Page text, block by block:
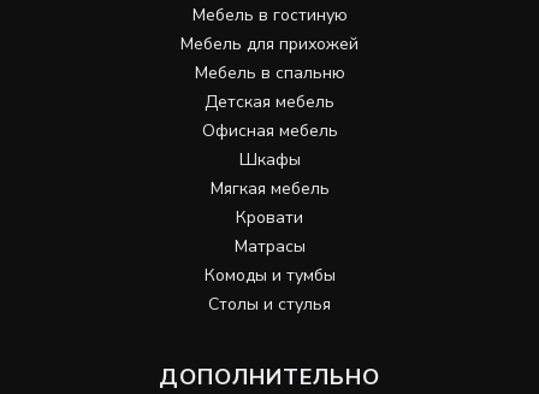
Мебель в гостиную
Мебель для прихожей
Мебель в спальню
Детская мебель
Офисная мебель
Шкафы
Мягкая мебель
Кровати
Матрасы
Комоды и тумбы
Столы и стулья
ДОПОЛНИТЕЛЬНО